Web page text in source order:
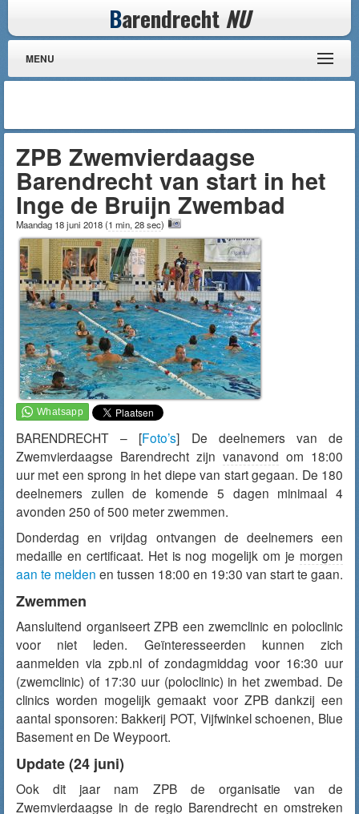
Barendrecht NU
MENU
ZPB Zwemvierdaagse
Barendrecht van start in het
Inge de Bruijn Zwembad
Maandag 18 juni 2018(1 min, 28 sec)
BARENDRECHT – [Foto’s] De deelnemers van de
Zwemvierdaagse Barendrecht zijn vanavond om 18:00
uur met een sprong in het diepe van start gegaan. De 180
deelnemers zullen de komende 5 dagen minimaal 4
avonden 250 of 500 meter zwemmen.
Donderdag en vrijdag ontvangen de deelnemers een
medaille en certificaat. Het is nog mogelijk om je morgen
aan te melden en tussen 18:00 en 19:30 van start te gaan.
Zwemmen
Aansluitend organiseert ZPB een zwemclinic en poloclinic
voor niet leden. Geïnteresseerden kunnen zich
aanmelden via zpb.nl of zondagmiddag voor 16:30 uur
(zwemclinic) of 17:30 uur (poloclinic) in het zwembad. De
clinics worden mogelijk gemaakt voor ZPB dankzij een
aantal sponsoren: Bakkerij POT, Vijfwinkel schoenen, Blue
Basement en De Weypoort.
Update (24 juni)
Ook dit jaar nam ZPB de organisatie van de
Zwemvierdaagse in de regio Barendrecht en omstreken